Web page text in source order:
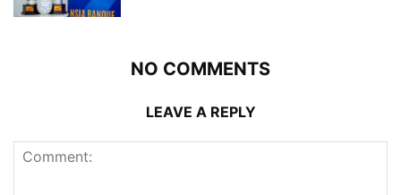
NO COMMENTS
LEAVE A REPLY